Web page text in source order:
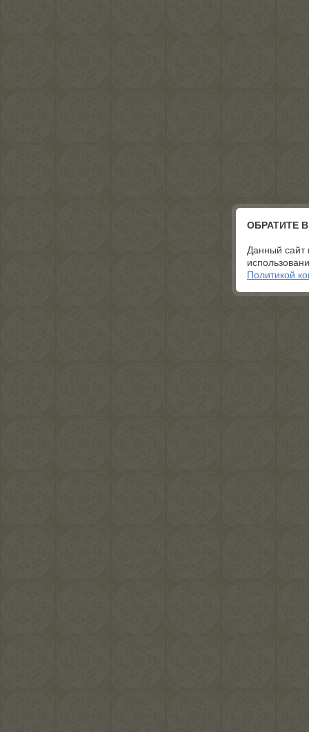
ОБРАТИТЕ
Данный сайт
Политикой